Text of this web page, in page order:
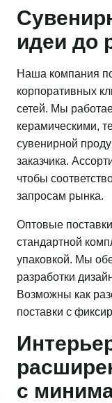
идеи до
Наша компания
корпоративных
сетей. Мы
керамическими,
сувенирной
заказчика.
чтобы
запросам рынка.
Оптовые
стандартной
упаковкой. Мы
разработки
Возможны как
поставки с
с